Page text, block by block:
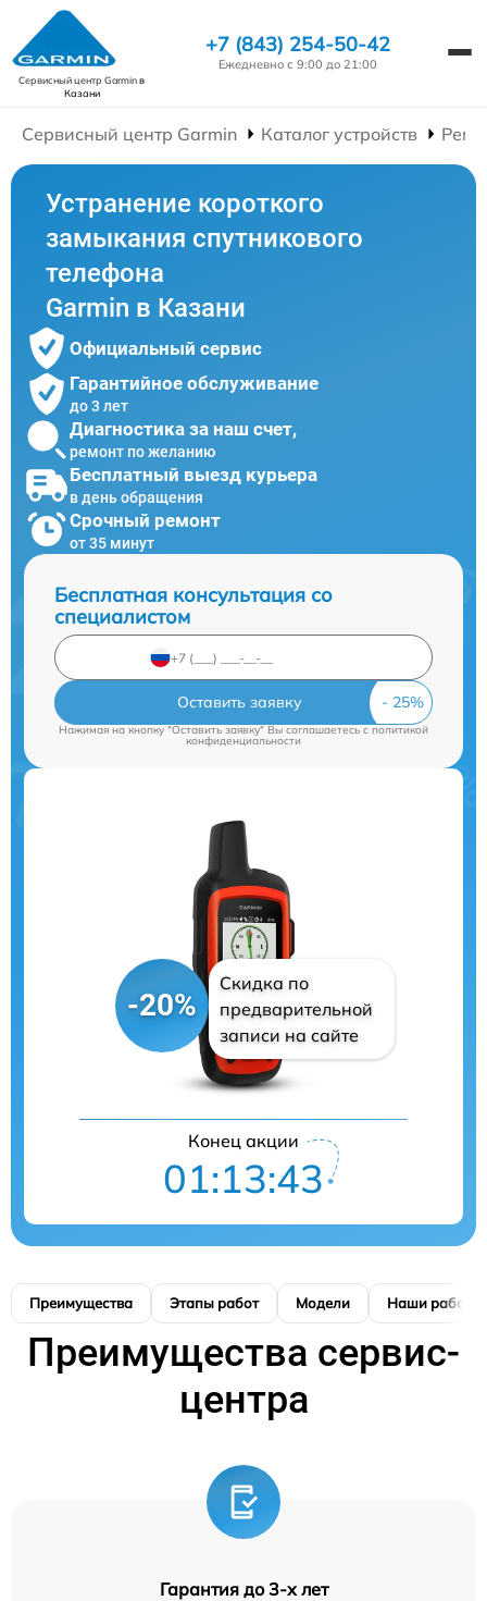
Сервисный центр Garminв
Казани
+7 (843) 254-50-42
Ежедневно с 9:00 до 21:00
Сервисный центр Garmin Каталог устройств
Устранение короткого
замыкания спутникового
телефона
Garmin в Казани
Официальный сервис
Гарантийное обслуживание
до 3 лет
Диагностика за наш счет,
ремонт по желанию
Бесплатный выезд курьера
в день обращения
Срочный ремонт
от 35 минут
Бесплатная консультация со
специалистом
Оставить заявку
Нажимая на кнопку "Оставить заявку" Вы соглашаетесь cполитикой
конфиденциальности
-20%
Скидка по
предварительной
записи на сайте
Конец акции
01:13:42
Преимущества Этапы работ Модели Наши работы
Преимущества сервис-
центра
Гарантия до 3-х лет